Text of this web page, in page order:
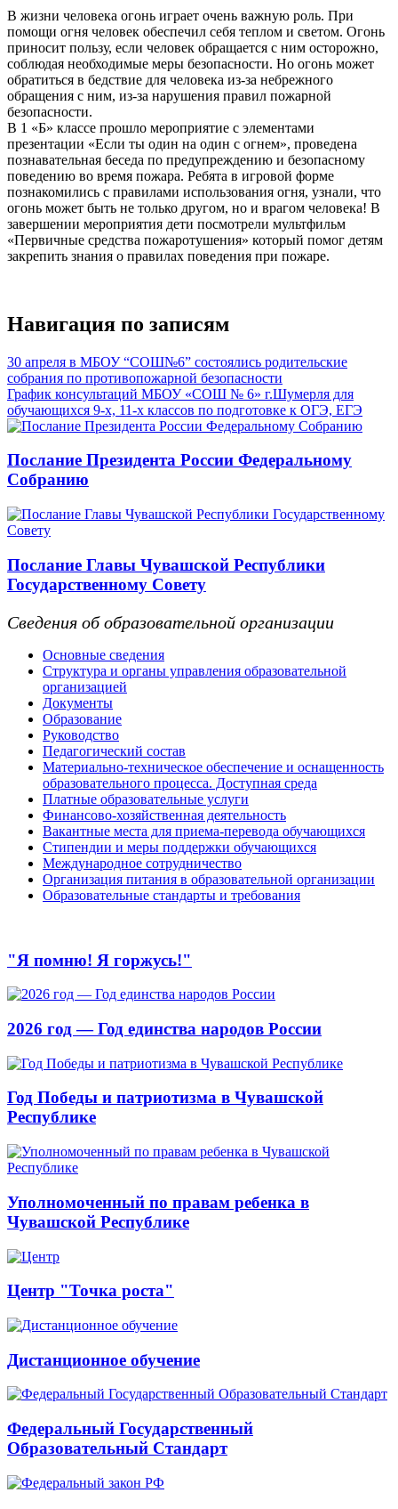
В жизни человека огонь играет очень важную роль. При
помощи огня человек обеспечил себя теплом и светом. Огонь
приносит пользу, если человек обращается с ним осторожно,
соблюдая необходимые меры безопасности. Но огонь может
обратиться в бедствие для человека из-за небрежного
обращения с ним, из-за нарушения правил пожарной
безопасности.
В 1 «Б» классе прошло мероприятие с элементами
презентации «Если ты один на один с огнем», проведена
познавательная беседа по предупреждению и безопасному
поведению во время пожара. Ребята в игровой форме
познакомились с правилами использования огня, узнали, что
огонь может быть не только другом, но и врагом человека! В
завершении мероприятия дети посмотрели мультфильм
«Первичные средства пожаротушения» который помог детям
закрепить знания о правилах поведения при пожаре.
Навигация по записям
30 апреля в МБОУ “СОШ№6” состоялись родительские
собрания по противопожарной безопасности
График консультаций МБОУ «СОШ № 6» г.Шумерля для
обучающихся 9-х, 11-х классов по подготовке к ОГЭ, ЕГЭ
Послание Президента России Федеральному
Собранию
Послание Главы Чувашской Республики
Государственному Совету
Сведения об образовательной организации
Основные сведения
Структура и органы управления образовательной
организацией
Документы
Образование
Руководство
Педагогический состав
Материально-техническое обеспечение и оснащенность
образовательного процесса. Доступная среда
Платные образовательные услуги
Финансово-хозяйственная деятельность
Вакантные места для приема-перевода обучающихся
Стипендии и меры поддержки обучающихся
Международное сотрудничество
Организация питания в образовательной организации
Образовательные стандарты и требования
"Я помню! Я горжусь!"
2026 год — Год единства народов России
Год Победы и патриотизма в Чувашской
Республике
Уполномоченный по правам ребенка в
Чувашской Республике
Центр "Точка роста"
Дистанционное обучение
Федеральный Государственный
Образовательный Стандарт